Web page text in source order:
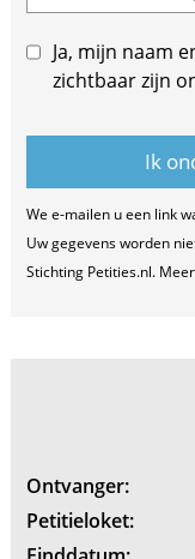
Ja, mijn naam
zichtbaar zijn
We e-mailen u een link
Uw gegevens worden
Stichting Petities.nl.
Ontvanger:
Petitieloket: